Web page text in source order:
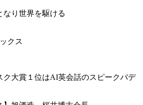
なり世界を駆ける
クス
ク大賞１位はAI英会話のスピークバデ